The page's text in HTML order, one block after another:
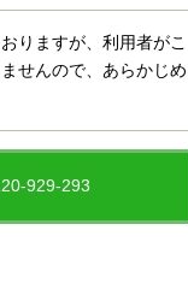
りますが、利用者がこ
せんので、あらかじめ
929-293